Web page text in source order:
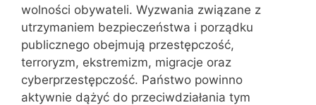
wolności obywateli. Wyzwania związane z
utrzymaniem bezpieczeństwa i porządku
publicznego obejmują przestępczość,
terroryzm, ekstremizm, migracje oraz
cyberprzestępczość. Państwo powinno
aktywnie dążyć do przeciwdziałania tym